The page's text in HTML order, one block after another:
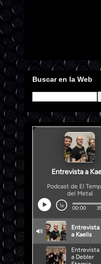
Buscar en la Web